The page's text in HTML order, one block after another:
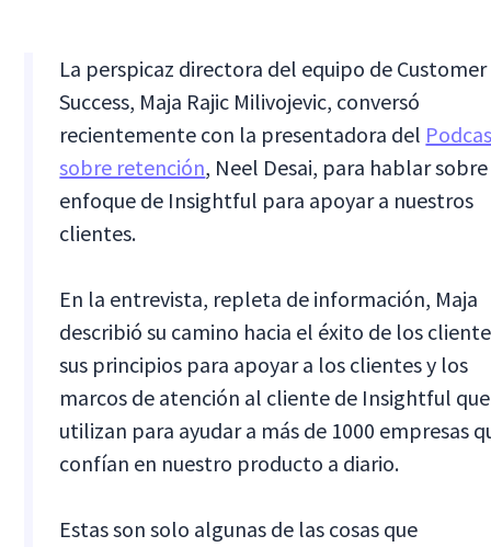
La perspicaz directora del equipo de Customer
Success, Maja Rajic Milivojevic, conversó
recientemente con la presentadora del
sobre retención, Neel Desai, para hablar
enfoque de Insightful para apoyar a nuestros
clientes.
En la entrevista, repleta de información, Maja
describió su camino hacia el éxito de los
sus principios para apoyar a los clientes y los
marcos de atención al cliente de Insightful
utilizan para ayudar a más de 1000 empresas
confían en nuestro producto a diario.
Estas son solo algunas de las cosas que